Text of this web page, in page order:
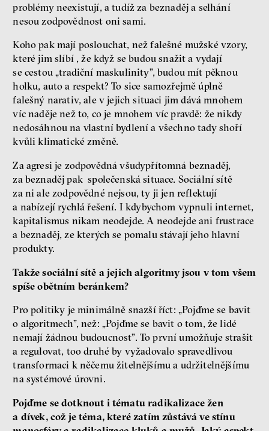
problémy neexistují, a tudíž za beznaděj a selhání
nesou zodpovědnost oni sami.
Koho pak mají poslouchat, než falešné mužské vzory,
které jim slíbí , že když se budou snažit a vydají
se cestou „tradiční maskulinity”, budou mít pěknou
holku, auto a respekt? To sice samozřejmě úplně
falešný narativ, ale v jejich situaci jim dává mnohem
víc naděje než to, co je mnohem víc pravdě: že nikdy
nedosáhnou na vlastní bydlení a všechno tady shoří
kvůli klimatické změně.
Za agresi je zodpovědná všudypřítomná beznaděj,
za beznaděj pak společenská situace. Sociální sítě
za ni ale zodpovědné nejsou, ty ji jen reflektují
a nabízejí rychlá řešení. I kdybychom vypnuli internet,
kapitalismus nikam neodejde. A neodejde ani frustrace
a beznaděj, ze kterých se pomalu stávají jeho hlavní
produkty.
Takže sociální sítě a jejich algoritmy jsou v tom všem
spíše obětním beránkem?
Pro politiky je minimálně snazší říct: „Pojďme se bavit
o algoritmech”, než: „Pojďme se bavit o tom, že lidé
nemají žádnou budoucnost”. To první umožňuje strašit
a regulovat, too druhé by vyžadovalo spravedlivou
transformaci k něčemu žitelnějšímu a udržitelnějšímu
na systémové úrovni.
Pojďme se dotknout i tématu radikalizace žen
a dívek, což je téma, které zatím zůstává ve stínu